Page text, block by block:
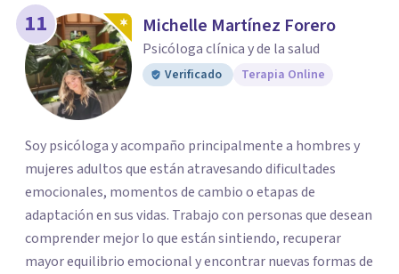
11 Michelle Martínez Forero
Psicóloga clínica y de la salud
Verificado Terapia Online
Soy psicóloga y acompaño principalmente a hombres y
mujeres adultos que están atravesando dificultades
emocionales, momentos de cambio o etapas de
adaptación en sus vidas. Trabajo con personas que desean
comprender mejor lo que están sintiendo, recuperar
mayor equilibrio emocional y encontrar nuevas formas de